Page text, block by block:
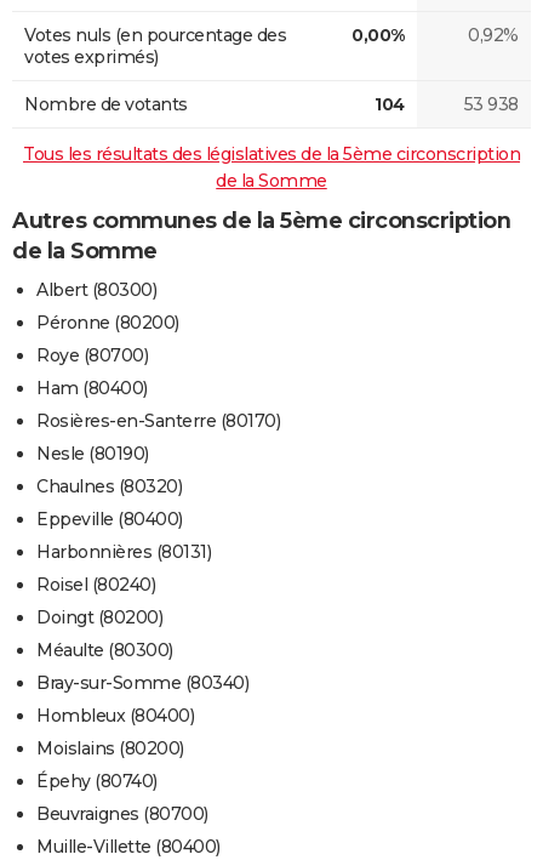
Votes nuls (en pourcentage des
votes exprimés)
0,00% 0,92%
Nombre de votants 104 53 938
Tous les résultats des législatives de la 5ème circonscription
de la Somme
Autres communes de la 5ème circonscription
de la Somme
Albert (80300)
Péronne (80200)
Roye (80700)
Ham (80400)
Rosières-en-Santerre (80170)
Nesle (80190)
Chaulnes (80320)
Eppeville (80400)
Harbonnières (80131)
Roisel (80240)
Doingt (80200)
Méaulte (80300)
Bray-sur-Somme (80340)
Hombleux (80400)
Moislains (80200)
Épehy (80740)
Beuvraignes (80700)
Muille-Villette (80400)